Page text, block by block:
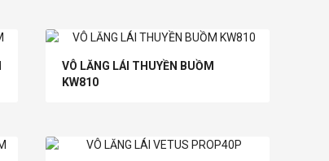
VÔ LĂNG LÁI THUYỀN BUỒM
KW810